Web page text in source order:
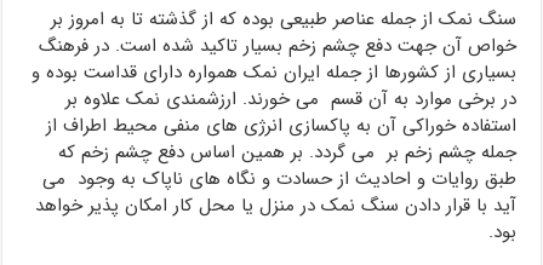
سنگ نمک از جمله عناصر طبیعی بوده که از گذشته تا به امروز بر
خواص آن جهت دفع چشم زخم بسیار تاکید شده است. در فرهنگ
بسیاری از کشورها از جمله ایران نمک همواره دارای قداست بوده و
در برخی موارد به آن قسم می خورند. ارزشمندی نمک علاوه بر
استفاده خوراکی آن به پاکسازی انرژی های منفی محیط اطراف از
جمله چشم زخم بر می گردد. بر همین اساس دفع چشم زخم که
طبق روایات و احادیث از حسادت و نگاه های ناپاک به وجود می
آید با قرار دادن سنگ نمک در منزل یا محل کار امکان‌ پذیر خواهد
بود.